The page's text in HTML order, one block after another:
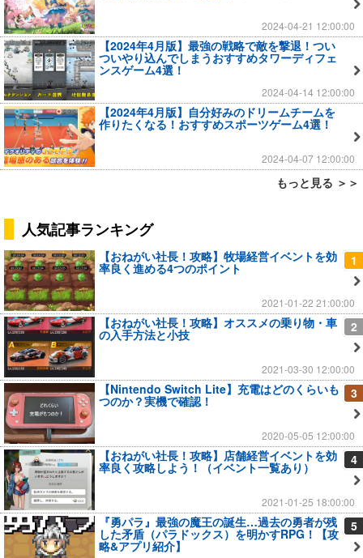
2024-04-21 12:00:00
【2024年4月版】最強の戦略で敵を撃退！つい
ついやり込んでしまうおすすめタワーディフェ
ンスゲーム4選！
2024-04-14 12:00:00
【2024年4月版】自分好みのドリームチームを
作りたくなる！おすすめスポーツゲーム4選！
2024-04-07 12:00:00
もっと見る ＞＞
人気記事ランキング
1
【おねがい社長！攻略】牧場経営イベントを効
率良く進める4つのポイント
2021-01-22 21:00:00
2
【おねがい社長！攻略】オススメの乗り物・車
の入手方法と小技
2021-03-30 12:00:00
3
【Nintendo Switch Lite】充電はどのくらいも
つのか？実機で確認！
2020-05-05 12:00:00
4
【おねがい社長！攻略】店舗経営イベントを効
率良く攻略しよう！（イベント一覧あり）
2021-01-25 18:00:00
5
『勇パラ』最強の魔王の誕生…過去の勇者が残
した矛盾（パラドックス）を明かすRPG！【攻
略&アプリ紹介】